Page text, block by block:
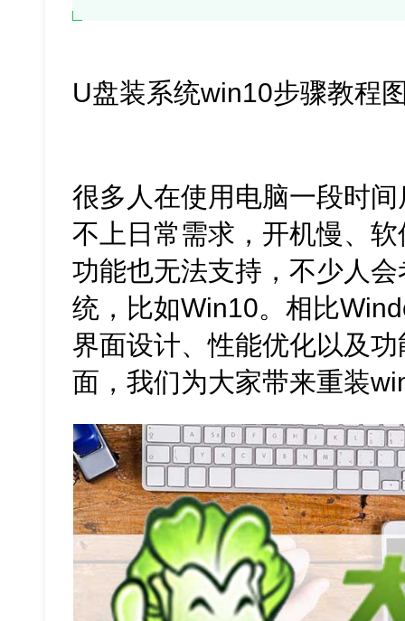
U盘装系统win10步骤教程
很多人在使用电脑一段时
不上日常需求，开机慢、
功能也无法支持，不少人
统，比如Win10。相比
界面设计、性能优化以及
面，我们为大家带来重装